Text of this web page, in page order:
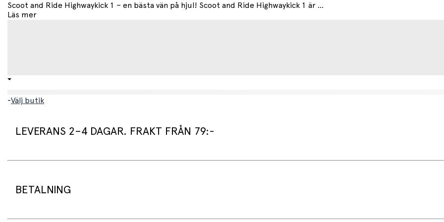
Scoot and Ride Highwaykick 1 – en bästa vän på hjul! Scoot and Ride Highwaykick 1 är ...
Läs mer
-Välj butik
LEVERANS 2–4 DAGAR. FRAKT FRÅN 79:-
Standard leveranstid för varor som finns i lager är 2–4 dagar.
BETALNING